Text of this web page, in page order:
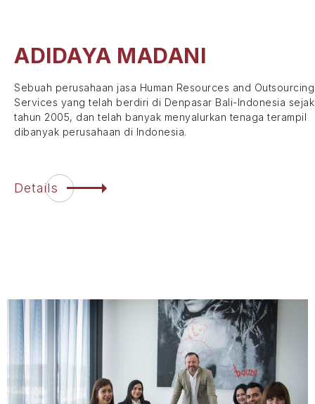
ADIDAYA MADANI
Sebuah perusahaan jasa Human Resources and Outsourcing
Services yang telah berdiri di Denpasar Bali-Indonesia sejak
tahun 2005, dan telah banyak menyalurkan tenaga terampil
dibanyak perusahaan di Indonesia.
Details